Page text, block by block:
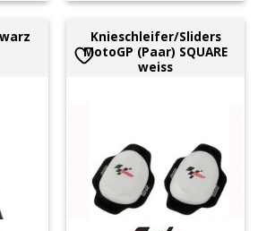
Knieschleifer/Sliders
MotoGP (Paar) SQUARE
weiss